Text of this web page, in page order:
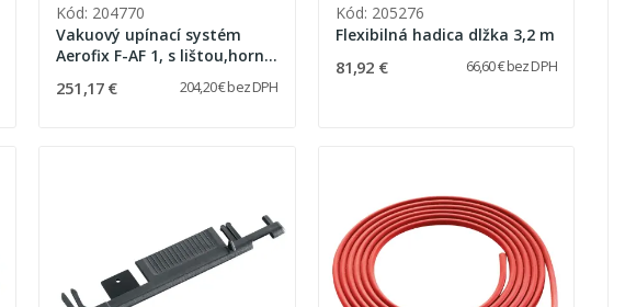
Kód: 204770
Vakuový upínací systém
Aerofix F-AF 1, s lištou,horný
flexibilnú hadicu
251,17 € 204,20 € bez DPH
Kód: 205276
Flexibilná hadica dlžka 3,2 m
81,92 € 66,60 € bez DPH